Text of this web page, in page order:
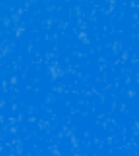
ипотеки. Успейте
в Уфе и